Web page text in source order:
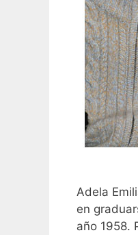
Adela
en
año 1958.